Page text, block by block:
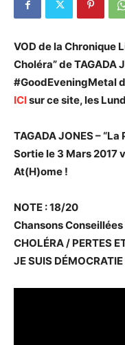
VOD de la Chronique
Choléra” de TAGADA
#GoodEveningMetal
ICIsur ce site, les
TAGADA JONES –
Sortie le 3 Mars 2017
At(H)ome !
NOTE : 18/20
Chansons Conseillées
CHOLÉRA / PERTES
JE SUIS DÉMOCRATIE